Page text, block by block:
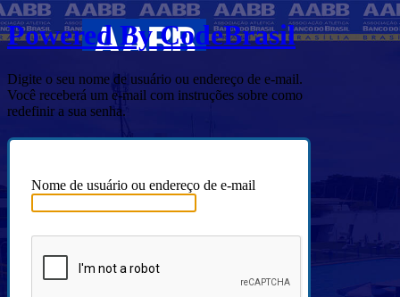
Powered By CodeBrasil
Digite o seu nome de usuário ou endereço de e-mail.
Você receberá um e-mail com instruções sobre como
redefinir a sua senha.
Nome de usuário ou endereço de e-mail